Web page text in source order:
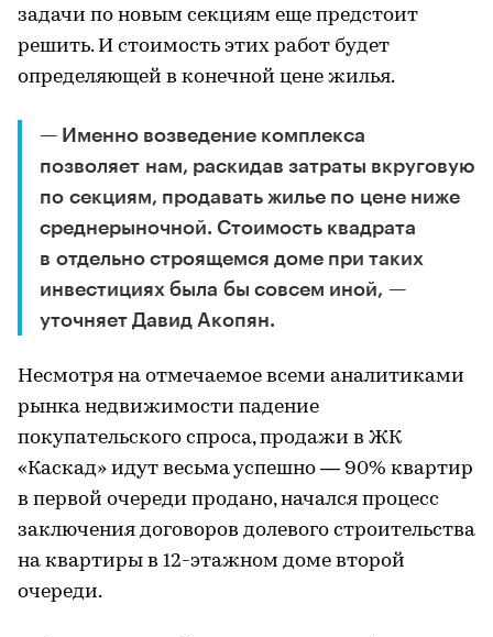
задачи по новым секциям еще предстоит
решить. И стоимость этих работ будет
определяющей в конечной цене жилья.
— Именно возведение комплекса
позволяет нам, раскидав затраты вкруговую
по секциям, продавать жилье по цене ниже
среднерыночной. Стоимость квадрата
в отдельно строящемся доме при таких
инвестициях была бы совсем иной, —
уточняет Давид Акопян.
Несмотря на отмечаемое всеми аналитиками
рынка недвижимости падение
покупательского спроса, продажи в ЖК
«Каскад» идут весьма успешно — 90% квартир
в первой очереди продано, начался процесс
заключения договоров долевого строительства
на квартиры в 12-этажном доме второй
очереди.